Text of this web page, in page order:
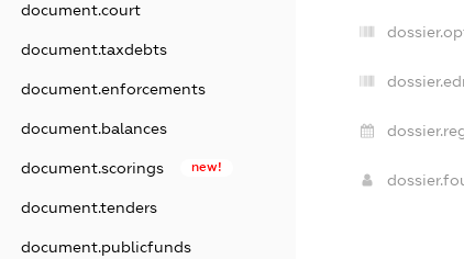
document.court
document.taxdebts
document.enforcements
document.balances
document.scorings new!
document.tenders
document.publicfunds